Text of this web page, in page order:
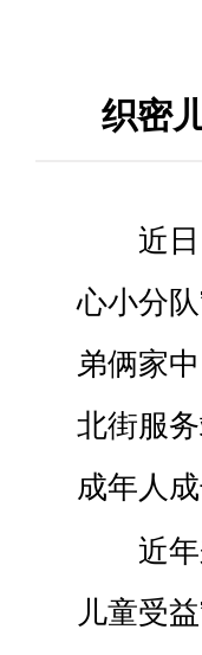
织密
近
心小分
弟俩家
北街服
成年人
近
儿童受